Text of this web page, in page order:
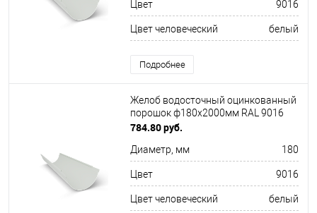
Цвет 9016
Цвет человеческий белый
Подробнее
Желоб водосточный оцинкованный
порошок ф180х2000мм RAL 9016
784.80 руб.
Диаметр, мм 180
Цвет 9016
Цвет человеческий белый